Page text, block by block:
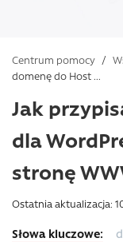
Centrum pomocy /
domenę do Host ...
Jak
dla
stronę
Ostatnia aktualizacja: